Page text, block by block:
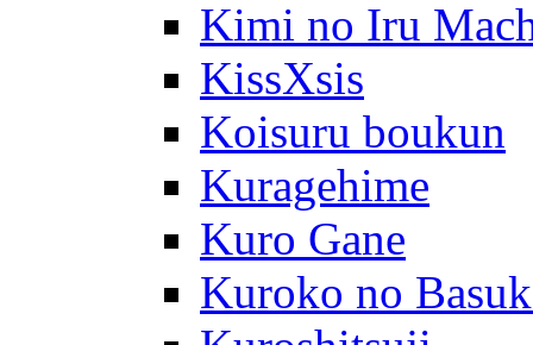
Kimi no Iru
KissXsis
Koisuru boukun
Kuragehime
Kuro Gane
Kuroko no